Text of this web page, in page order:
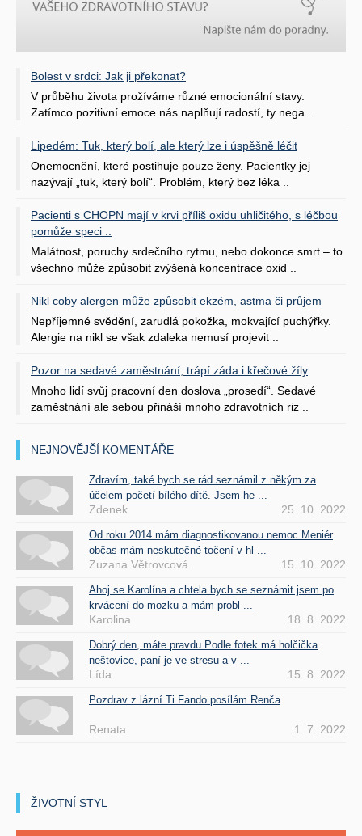
Bolest v srdci: Jak ji překonat?
V průběhu života prožíváme různé emocionální stavy.
Zatímco pozitivní emoce nás naplňují radostí, ty nega ..
Lipedém: Tuk, který bolí, ale který lze i úspěšně léčit
Onemocnění, které postihuje pouze ženy. Pacientky jej
nazývají „tuk, který bolí“. Problém, který bez léka ..
Pacienti s CHOPN mají v krvi příliš oxidu uhličitého, s léčbou
pomůže speci ..
Malátnost, poruchy srdečního rytmu, nebo dokonce smrt – to
všechno může způsobit zvýšená koncentrace oxid ..
Nikl coby alergen může způsobit ekzém, astma či průjem
Nepříjemné svědění, zarudlá pokožka, mokvající puchýřky.
Alergie na nikl se však zdaleka nemusí projevit ..
Pozor na sedavé zaměstnání, trápí záda i křečové žíly
Mnoho lidí svůj pracovní den doslova „prosedí“. Sedavé
zaměstnání ale sebou přináší mnoho zdravotních riz ..
NEJNOVĚJŠÍ KOMENTÁŘE
Zdravím, také bych se rád seznámil z někým za
účelem početí bílého dítě. Jsem he ...
Zdenek 25. 10. 2022
Od roku 2014 mám diagnostikovanou nemoc Meniér
občas mám neskutečné točení v hl ...
Zuzana Větrovcová 15. 10. 2022
Ahoj se Karolína a chtela bych se seznámit jsem po
krvácení do mozku a mám probl ...
Karolina 18. 8. 2022
Dobrý den, máte pravdu.Podle fotek má holčička
neštovice, paní je ve stresu a v ...
Lída 15. 8. 2022
Pozdrav z lázní Ti Fando posílám Renča
Renata 1. 7. 2022
ŽIVOTNÍ STYL